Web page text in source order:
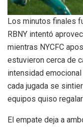
Los minutos finales
RBNY intentó
mientras NYCFC
estuvieron cerca de
intensidad
cada jugada se
equipos quiso
El empate deja a